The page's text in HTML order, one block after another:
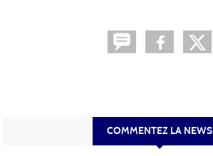
COMMENTEZ LA NEWS